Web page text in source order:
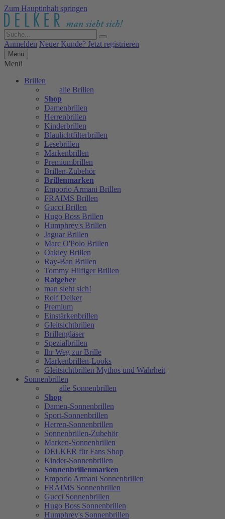
Zum Hauptinhalt springen
Anmelden Neuer Kunde? Jetzt registrieren
Menü
Menü
Brillen
alle Brillen
Shop
Damenbrillen
Herrenbrillen
Kinderbrillen
Blaulichtfilterbrillen
Lesebrillen
Markenbrillen
Premiumbrillen
Brillen-Zubehör
Brillenmarken
Emporio Armani Brillen
FRAIMS Brillen
Gucci Brillen
Hugo Boss Brillen
Humphrey's Brillen
Jaguar Brillen
Marc O'Polo Brillen
Oakley Brillen
Ray-Ban Brillen
Tommy Hilfiger Brillen
Ratgeber
man sieht sich!
Rolf Delker
Premium
Einstärkenbrillen
Gleitsichtbrillen
Brillengläser
Spezialbrillen
Ihr Weg zur Brille
Markenbrillen-Looks
Gleitsichtbrillen Mythos und Wahrheit
Sonnenbrillen
alle Sonnenbrillen
Shop
Damen-Sonnenbrillen
Sport-Sonnenbrillen
Herren-Sonnenbrillen
Sonnenbrillen-Zubehör
Marken-Sonnenbrillen
DELKER für Fans Shop
Kinder-Sonnenbrillen
Sonnenbrillenmarken
Emporio Armani Sonnenbrillen
FRAIMS Sonnenbrillen
Gucci Sonnenbrillen
Hugo Boss Sonnenbrillen
Humphrey's Sonnenbrillen